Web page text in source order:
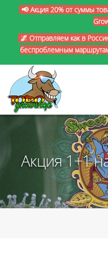
📢 Акция 20% от суммы
🌌 Отправляем как в
беспроблемным
Акция 1+1